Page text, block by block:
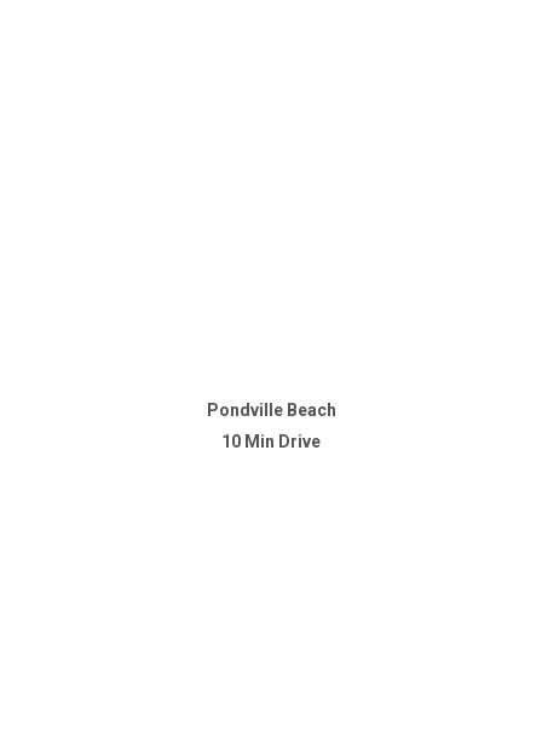
Pondville Beach
10 Min Drive